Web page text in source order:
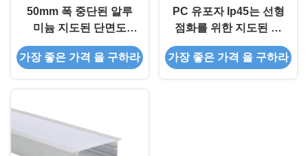
50mm 폭 중단된 알루
미늄 지도된 단면도
IP20 분사 산화
가장 좋은 가격 을 구하라
PC 유포자 Ip45는 선형
점화를 위한 지도된 알
루미늄 채널 6063 T5를
중단했습니다
가장 좋은 가격 을 구하라